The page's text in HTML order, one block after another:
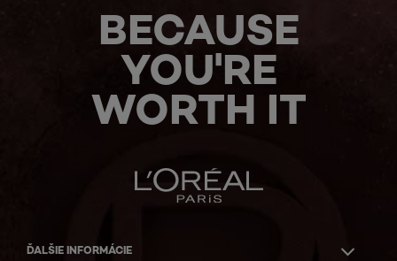
BECAUSE
YOU'RE
WORTH IT
ĎALŠIE INFORMÁCIE